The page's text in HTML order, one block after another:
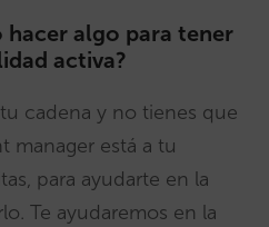
hacer algo para tener
activa?
cadena y no tienes que
manager está a tu
para ayudarte en la
Te ayudaremos en la